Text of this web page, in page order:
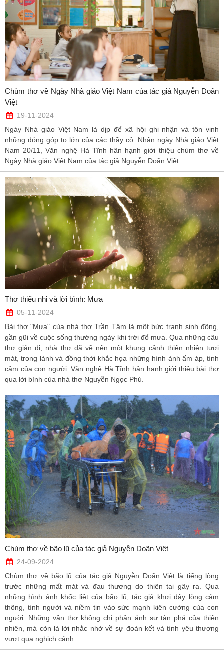
Chùm thơ về Ngày Nhà giáo Việt Nam của tác giả Nguyễn Doãn
Việt
19-11-2024
Ngày Nhà giáo Việt Nam là dịp để xã hội ghi nhận và tôn vinh
những đóng góp to lớn của các thầy cô. Nhân ngày Nhà giáo Việt
Nam 20/11, Văn nghệ Hà Tĩnh hân hạnh giới thiệu chùm thơ về
Ngày Nhà giáo Việt Nam của tác giả Nguyễn Doãn Việt.
Thơ thiếu nhi và lời bình: Mưa
05-11-2024
Bài thơ "Mưa" của nhà thơ Trần Tâm là một bức tranh sinh động,
gần gũi về cuộc sống thường ngày khi trời đổ mưa. Qua những câu
thơ giản dị, nhà thơ đã vẽ nên một khung cảnh thiên nhiên tươi
mát, trong lành và đồng thời khắc họa những hình ảnh ấm áp, tình
cảm của con người. Văn nghệ Hà Tĩnh hân hạnh giới thiệu bài thơ
qua lời bình của nhà thơ Nguyễn Ngọc Phú.
Chùm thơ về bão lũ của tác giả Nguyễn Doãn Việt
24-09-2024
Chùm thơ về bão lũ của tác giả Nguyễn Doãn Việt là tiếng lòng
trước những mất mát và đau thương do thiên tai gây ra. Qua
những hình ảnh khốc liệt của bão lũ, tác giả khơi dậy lòng cảm
thông, tình người và niềm tin vào sức mạnh kiên cường của con
người. Những vần thơ không chỉ phản ánh sự tàn phá của thiên
nhiên, mà còn là lời nhắc nhở về sự đoàn kết và tình yêu thương
vượt qua nghịch cảnh.